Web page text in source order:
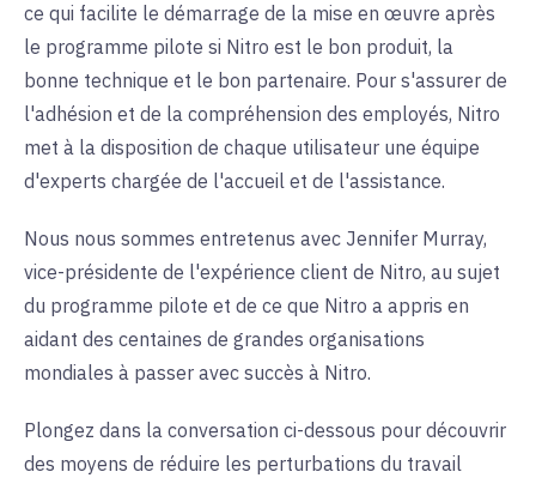
ce qui facilite le démarrage de la mise en œuvre après
le programme pilote si Nitro est le bon produit, la
bonne technique et le bon partenaire. Pour s'assurer de
l'adhésion et de la compréhension des employés, Nitro
met à la disposition de chaque utilisateur une équipe
d'experts chargée de l'accueil et de l'assistance.
Nous nous sommes entretenus avec Jennifer Murray,
vice-présidente de l'expérience client de Nitro, au sujet
du programme pilote et de ce que Nitro a appris en
aidant des centaines de grandes organisations
mondiales à passer avec succès à Nitro.
Plongez dans la conversation ci-dessous pour découvrir
des moyens de réduire les perturbations du travail